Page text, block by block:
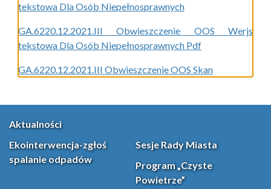
tekstowa Dla Osób Niepełnosprawnych
GA.6220.12.2021.III Obwieszczenie OOS Werjs
tekstowa Dla Osób Niepełnosprawnych Pdf
GA.6220.12.2021.III Obwieszczenie OOS Skan
Aktualności
Ekointerwencja-zgłoś
spalanie odpadów
Sesje Rady Miasta
Program „Czyste
Powietrze”